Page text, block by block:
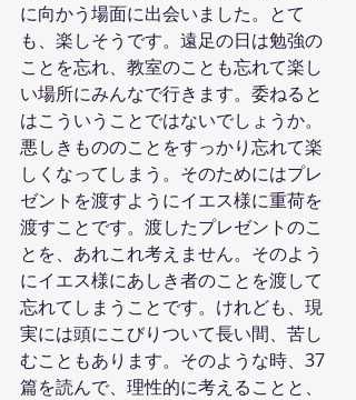
に向かう場面に出会いました。とて
も、楽しそうです。遠足の日は勉強の
ことを忘れ、教室のことも忘れて楽し
い場所にみんなで行きます。委ねると
はこういうことではないでしょうか。
悪しきもののことをすっかり忘れて楽
しくなってしまう。そのためにはプレ
ゼントを渡すようにイエス様に重荷を
渡すことです。渡したプレゼントのこ
とを、あれこれ考えません。そのよう
にイエス様にあしき者のことを渡して
忘れてしまうことです。けれども、現
実には頭にこびりついて長い間、苦し
むこともあります。そのような時、37
篇を読んで、理性的に考えることと、